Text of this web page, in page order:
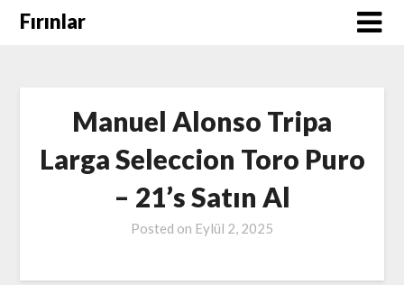
SkipFırınlar
Manuel Alonso Tripa
Larga Seleccion Toro Puro
– 21’s Satın Al
Posted on Eylül 2, 2025